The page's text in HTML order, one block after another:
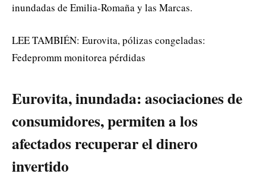
inundadas de Emilia-Romaña y las Marcas.
LEE TAMBIÉN: Eurovita, pólizas congeladas:
Fedepromm monitorea pérdidas
Eurovita, inundada: asociaciones de
consumidores, permiten a los
afectados recuperar el dinero
invertido